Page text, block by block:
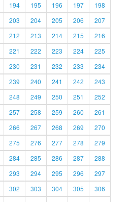
194 195 196 197
198
203 204 205 206
207
212 213 214 215
216
221 222 223 224
225
230 231 232 233
234
239 240 241 242
243
248 249 250 251
252
257 258 259 260
261
266 267 268 269
270
275 276 277 278
279
284 285 286 287
288
293 294 295 296
297
302 303 304 305
306